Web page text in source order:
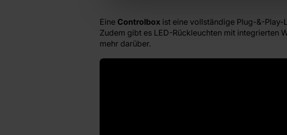
Eine Controlbox ist eine vollständige Plug-&-
Zudem gibt es LED-Rückleuchten mit integrierten
mehr darüber.